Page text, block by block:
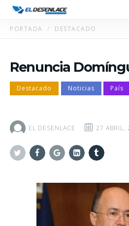
PORTADA DESTACADO
Renuncia
Destacado Noticias País
EL DESENLACE 27 ABRIL,